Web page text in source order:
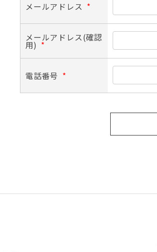
メールアドレス *
メールアドレス(確認
用) *
電話番号 *